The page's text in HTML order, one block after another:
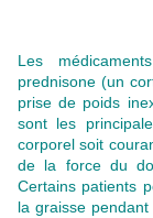
Les
prednisone (un
prise de poids
sont les
corporel soit
de la force du
Certains patients
la graisse